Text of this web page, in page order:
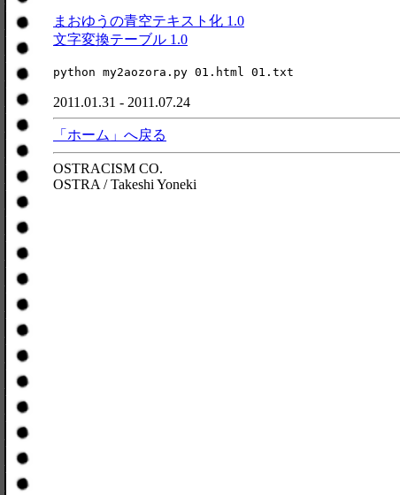
まおゆうの青空テキスト化 1.0
文字変換テーブル 1.0
python my2aozora.py 01.html 01.txt
2011.01.31 - 2011.07.24
「ホーム」へ戻る
OSTRACISM CO.
OSTRA / Takeshi Yoneki